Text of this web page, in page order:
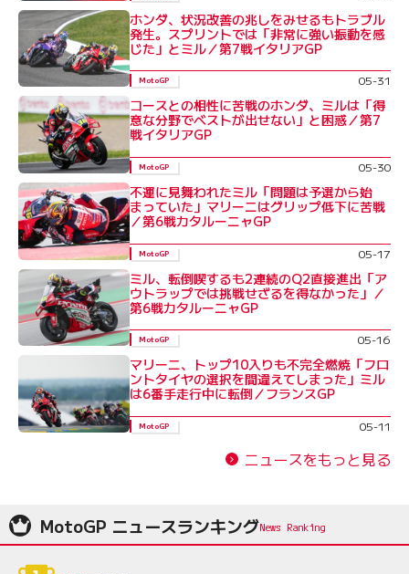
ホンダ、状況改善の兆しをみせるもトラブル
発生。スプリントでは「非常に強い振動を感
じた」とミル／第7戦イタリアGP
MotoGP 05-31
コースとの相性に苦戦のホンダ、ミルは「得
意な分野でベストが出せない」と困惑／第7
戦イタリアGP
MotoGP 05-30
不運に見舞われたミル「問題は予選から始
まっていた」マリーニはグリップ低下に苦戦
／第6戦カタルーニャGP
MotoGP 05-17
ミル、転倒喫するも2連続のQ2直接進出「ア
ウトラップでは挑戦せざるを得なかった」／
第6戦カタルーニャGP
MotoGP 05-16
マリーニ、トップ10入りも不完全燃焼「フロ
ントタイヤの選択を間違えてしまった」ミル
は6番手走行中に転倒／フランスGP
MotoGP 05-11
ニュースをもっと見る
MotoGP ニュースランキング